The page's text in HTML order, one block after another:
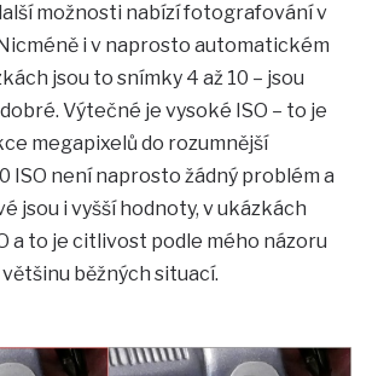
možnosti nabízí fotografování v
i v naprosto automatickém
jsou to snímky 4 až 10 – jsou
Výtečné je vysoké ISO – to je
megapixelů do rozumnější
ISO není naprosto žádný problém a
jsou i vyšší hodnoty, v ukázkách
a to je citlivost podle mého názoru
běžných situací.